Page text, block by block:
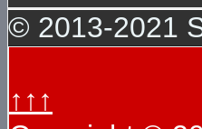
© 2013-2021
↑↑↑